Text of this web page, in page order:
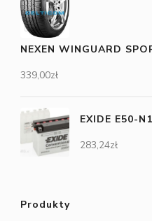
NEXEN WINGUARD
339,00zł
EXIDE E50-
283,24zł
Produkty